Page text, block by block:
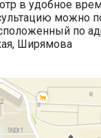
в удобное
можно
по
Ширямова